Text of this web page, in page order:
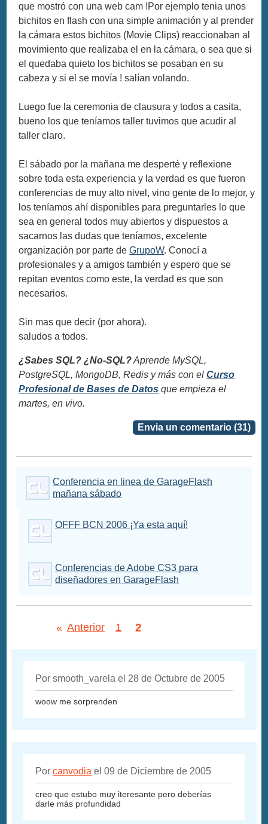
que mostró con una web cam !Por ejemplo tenia unos
bichitos en flash con una simple animación y al prender
la cámara estos bichitos (Movie Clips) reaccionaban al
movimiento que realizaba el en la cámara, o sea que si
el quedaba quieto los bichitos se posaban en su
cabeza y si el se movía ! salían volando.
Luego fue la ceremonia de clausura y todos a casita,
bueno los que teníamos taller tuvimos que acudir al
taller claro.
El sábado por la mañana me desperté y reflexione
sobre toda esta experiencia y la verdad es que fueron
conferencias de muy alto nivel, vino gente de lo mejor, y
los teníamos ahí disponibles para preguntarles lo que
sea en general todos muy abiertos y dispuestos a
sacarnos las dudas que teníamos, excelente
organización por parte deGrupoW. Conocí a
profesionales y a amigos también y espero que se
repitan eventos como este, la verdad es que son
necesarios.
Sin mas que decir (por ahora).
saludos a todos.
¿Sabes SQL? ¿No-SQL?Aprende MySQL,
PostgreSQL, MongoDB, Redis y más con elCurso
Profesional de Bases de Datos que empieza el
martes, en vivo.
Envia un comentario (31)
Conferencia en linea de GarageFlash
mañana sábado
OFFF BCN 2006 ¡Ya esta aquí!
Conferencias de Adobe CS3 para
diseñadores en GarageFlash
« Anterior 1 2
Por smooth_varela el 28 de Octubre de 2005
woow me sorprenden
Porcanvodia el 09 de Diciembre de 2005
creo que estubo muy iteresante pero deberías
darle más profundidad